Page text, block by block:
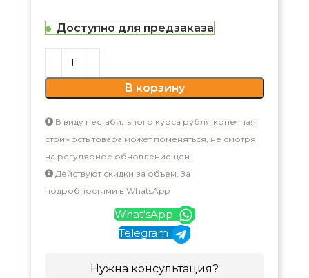
Доступно для предзаказа
В корзину
В виду нестабильного курса рубля конечная
стоимость товара может поменяться, не смотря
на регулярное обновление цен.
Действуют скидки за объем. За
подробностями в WhatsApp
What'sApp
Telegram
Нужна консультация?